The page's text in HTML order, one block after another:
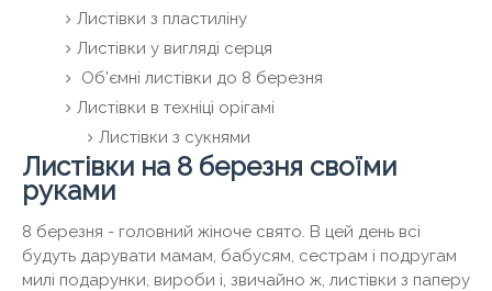
Листівки з пластиліну
Листівки у вигляді серця
Об'ємні листівки до 8 березня
Листівки в техніці орігамі
Листівки з сукнями
Листівки на 8 березня своїми
руками
8 березня - головний жіноче свято. В цей день всі
будуть дарувати мамам, бабусям, сестрам і подругам
милі подарунки, вироби і, звичайно ж, листівки з паперу